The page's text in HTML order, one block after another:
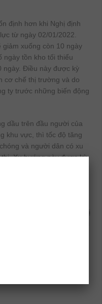
định hơn khi Nghị định
từ ngày 02/01/2022.
xuống còn 10 ngày
ngày tồn kho tối thiểu
ngày. Điều này được kỳ
cơ chế thị trường và do
ty trước những biến động
dầu trên đầu người của
khu vực, thì tốc độ tăng
và người dân có xu
Xu hướng này được kỳ
tôi đưa ra khuyến nghị